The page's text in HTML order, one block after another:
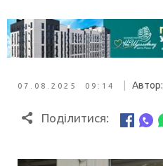
07.08.2025 09:14 Автор:
Поділитися: